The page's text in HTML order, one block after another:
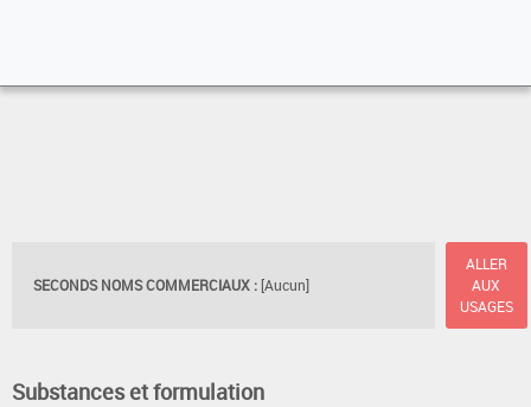
SECONDS NOMS COMMERCIAUX : [Aucun]
ALLER
AUX
USAGES
Substances et formulation